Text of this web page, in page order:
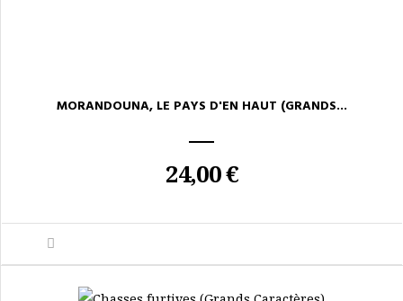
MORANDOUNA, LE PAYS D'EN HAUT (GRANDS...
24,00 €